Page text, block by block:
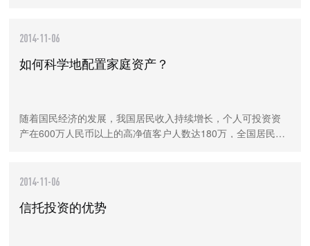
2014-11-06
如何科学地配置家庭资产？
随着国民经济的发展，我国居民收入持续增长，个人可投资资
产在600万人民币以上的高净值客户人数达180万，全国居民可
2014-11-06
信托投资的优势